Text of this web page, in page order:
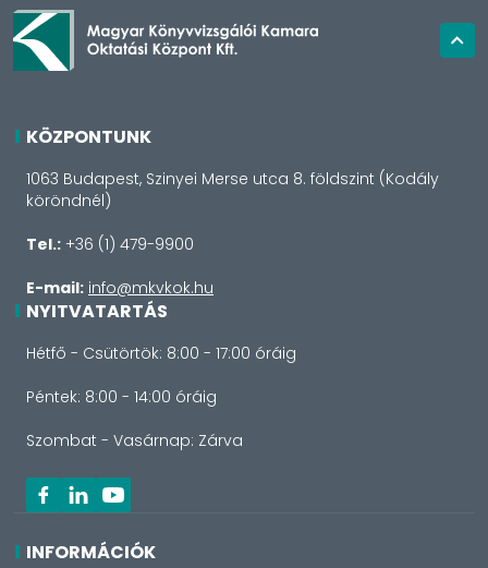
KÖZPONTUNK
1063 Budapest, Szinyei Merse utca 8. földszint (Kodály
köröndnél)
Tel.: +36 (1) 479-9900
E-mail: info@mkvkok.hu
NYITVATARTÁS
Hétfő - Csütörtök: 8:00 - 17:00 óráig
Péntek: 8:00 - 14:00 óráig
Szombat - Vasárnap: Zárva
INFORMÁCIÓK